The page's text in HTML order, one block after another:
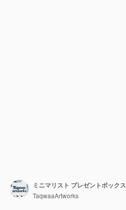
ミニマリスト プレゼントボックス
TaqwaaArtworks